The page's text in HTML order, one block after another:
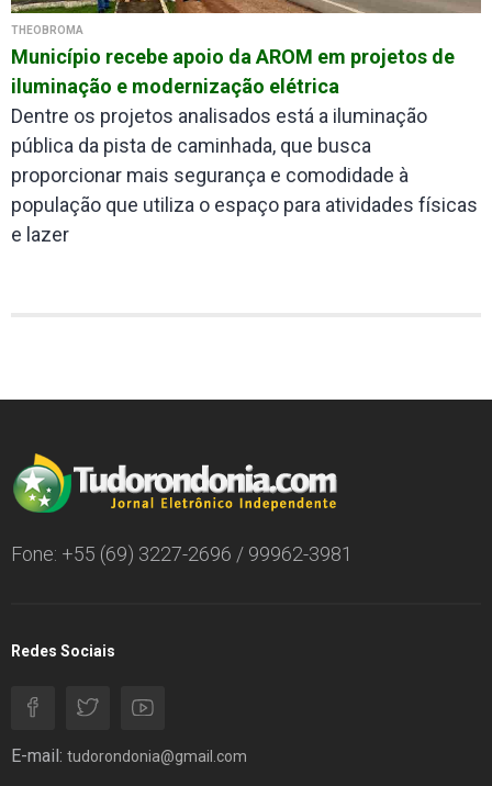
THEOBROMA
Município recebe apoio da AROM em projetos de
iluminação e modernização elétrica
Dentre os projetos analisados está a iluminação
pública da pista de caminhada, que busca
proporcionar mais segurança e comodidade à
população que utiliza o espaço para atividades físicas
e lazer
Fone: +55 (69) 3227-2696 / 99962-3981
Redes Sociais
E-mail: tudorondonia@gmail.com